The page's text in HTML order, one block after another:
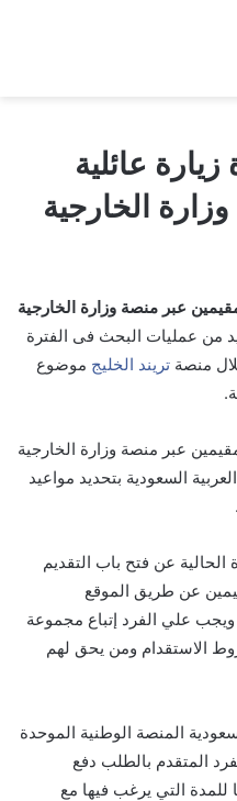
عائلية
الخارجية
عبر منصة وزارة الخارجية
من عمليات البحث فى الفترة
منصة تريند الخليج موضوع
عبر منصة وزارة الخارجية
السعودية بتحديد مواعيد
الحالية عن فتح باب التقديم
عن طريق الموقع
ويجب علي الفرد إتباع مجموعة
الاستقدام ومن يحق لهم
المنصة الوطنية الموحدة
المتقدم بالطلب دفع
للمدة التي يرغب فيها مع